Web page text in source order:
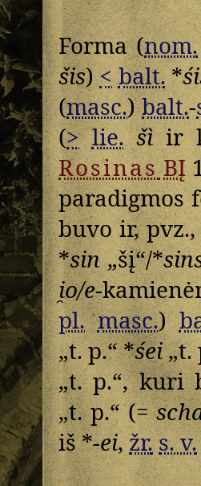
Forma (nom.
šis)<balt.*
(masc.)balt.-
(> lie. šìir
RosinasBĮ
paradigmos
buvo ir,
*sin„šį“/*
i̯o/e-
pl. masc.)
„t. p.“ *śei„t.
„t. p.“,
„t. p.“ (=
iš *-ei,žr.s. v.